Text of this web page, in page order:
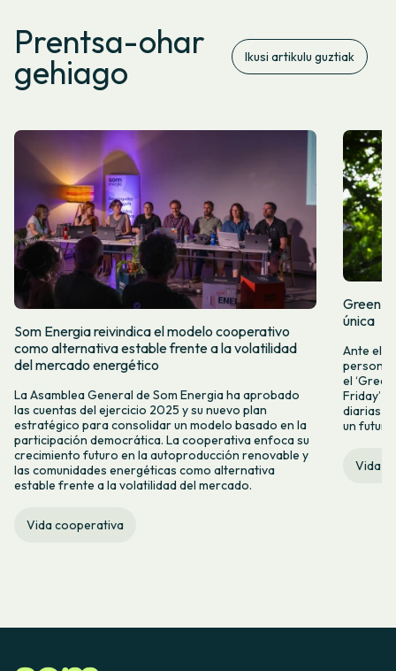
Prentsa-ohar
gehiago Ikusi artikulu guztiak
Som Energia reivindica el modelo cooperativo
como alternativa estable frente a la volatilidad
del mercado energético
La Asamblea General de Som Energia ha aprobado
las cuentas del ejercicio 2025 y su nuevo plan
estratégico para consolidar un modelo basado en la
participación democrática. La cooperativa enfoca su
crecimiento futuro en la autoproducción renovable y
las comunidades energéticas como alternativa
estable frente a la volatilidad del mercado.
Vida cooperativa
Green
única
Ante el
el
Friday’
diarias y
un
Vida